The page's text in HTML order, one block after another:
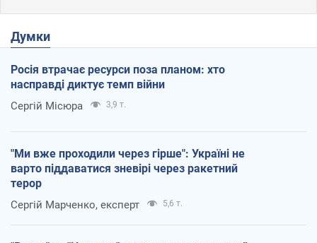
Думки
Росія втрачає ресурси поза планом: хто
насправді диктує темп війни
Сергій Місюра 3,9 т.
"Ми вже проходили через гірше": Україні не
варто піддаватися зневірі через ракетний
терор
Сергій Марченко, експерт 5,6 т.